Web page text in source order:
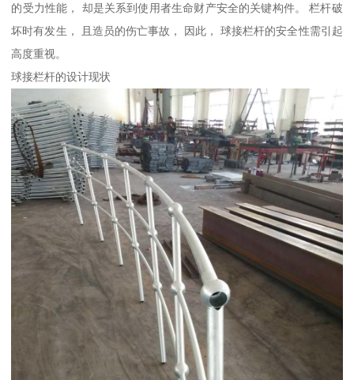
的受力性能， 却是关系到使用者生命财产安全的关键构件。 栏杆破
坏时有发生， 且造员的伤亡事故， 因此， 球接栏杆的安全性需引起
高度重视。
球接栏杆的设计现状